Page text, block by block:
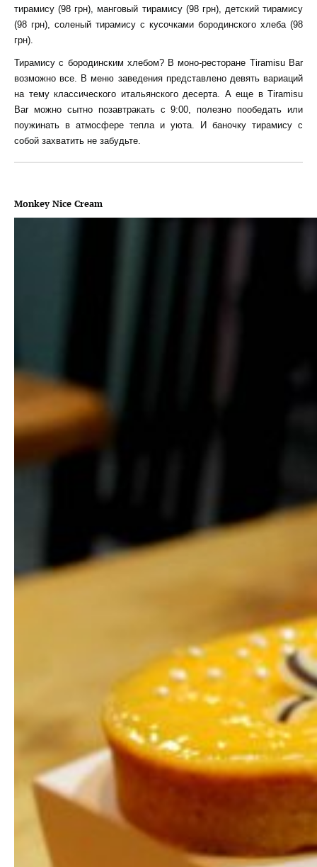
тирамису (98 грн), манговый тирамису (98 грн), детский тирамису
(98 грн), соленый тирамису с кусочками бородинского хлеба (98
грн).
Тирамису с бородинским хлебом? В моно-ресторане Tiramisu Bar
возможно все. В меню заведения представлено девять вариаций
на тему классического итальянского десерта. А еще в Tiramisu
Bar можно сытно позавтракать с 9:00, полезно пообедать или
поужинать в атмосфере тепла и уюта. И баночку тирамису с
собой захватить не забудьте.
Monkey Nice Cream